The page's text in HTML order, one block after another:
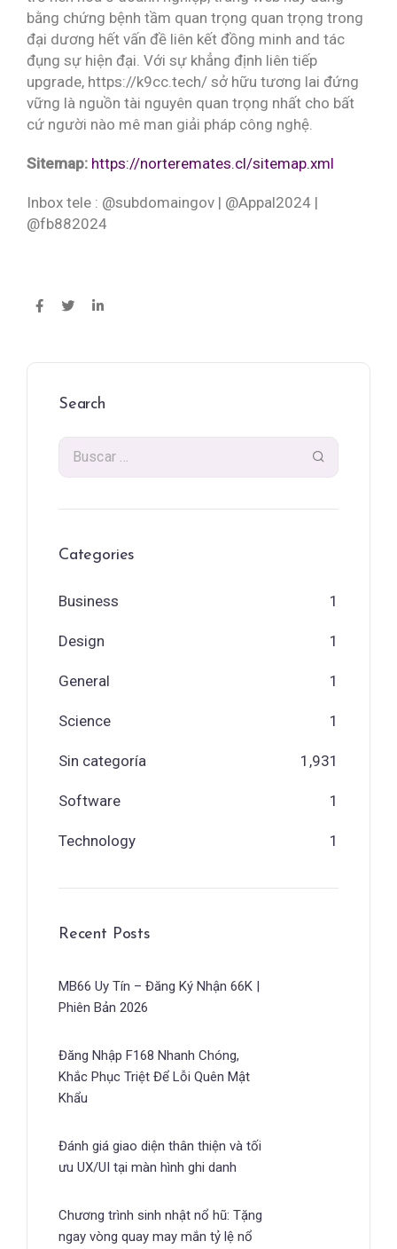
bằng chứng bệnh tầm quan trọng quan trọng trong
đại dương hết vấn đề liên kết đồng minh and tác
đụng sự hiện đại. Với sự khẳng định liên tiếp
upgrade, https://k9cc.tech/ sở hữu tương lai đứng
vững là nguồn tài nguyên quan trọng nhất cho bất
cứ người nào mê man giải pháp công nghệ.
Sitemap: https://norteremates.cl/sitemap.xml
Inbox tele : @subdomaingov | @Appal2024 |
@fb882024
Search
Categories
Business 1
Design 1
General 1
Science 1
Sin categoría 1,931
Software 1
Technology 1
Recent Posts
MB66 Uy Tín – Đăng Ký Nhận 66K |
Phiên Bản 2026
Đăng Nhập F168 Nhanh Chóng,
Khắc Phục Triệt Để Lỗi Quên Mật
Khẩu
Đánh giá giao diện thân thiện và tối
ưu UX/UI tại màn hình ghi danh
Chương trình sinh nhật nổ hũ: Tặng
ngay vòng quay may mắn tỷ lệ nổ